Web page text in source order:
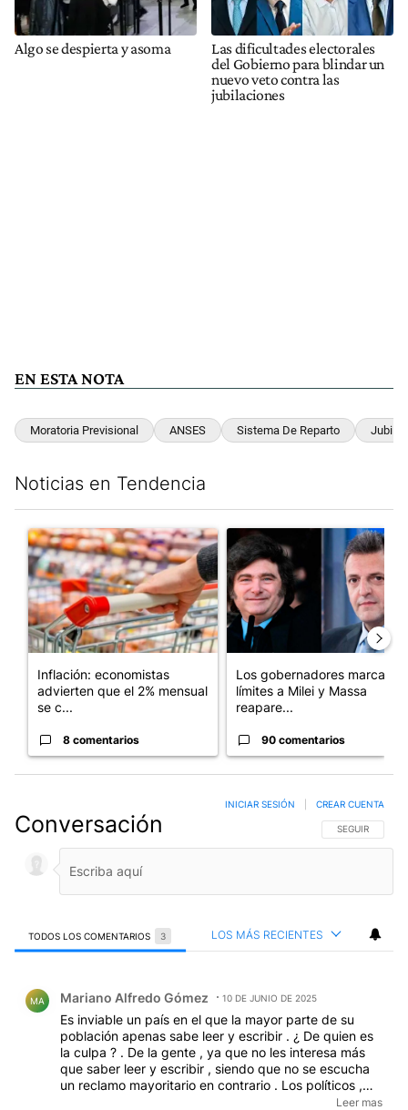
Algo se despierta y asoma
Las dificultades electorales
del Gobierno para blindar un
nuevo veto contra las
jubilaciones
EN ESTA NOTA
Moratoria Previsional ANSES Sistema De Reparto
Noticias en Tendencia
Un artículo de tendencia con el título "Inflación: economistas
Inflación: economistas
advierten que el 2% mensual
se c...
8 comentarios
Un artículo de tendencia
Los gobernadores marcan
límites a Milei y Massa
reapare...
90 comentarios
Conversación SIGA ESTA
SEGUIR
INICIAR SESIÓN CREAR CUENTA
TODOS LOS COMENTARIOS 3 LOS MÁS RECIENTES
MA Mariano Alfredo Gómez 10 DE JUNIO DE 2025
Es inviable un país en el que la mayor parte de su
población apenas sabe leer y escribir . ¿ De quien es
la culpa ? . De la gente , ya que no les interesa más
que saber leer y escribir , siendo que no se escucha
un reclamo mayoritario en contrario . Los políticos ,
que no lo dicen , o son muy ignorantes , o muy vivos .
Leer mas